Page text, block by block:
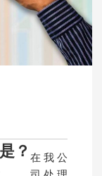
专业律
师协同
处理债
务案
不给委
？ 在我公